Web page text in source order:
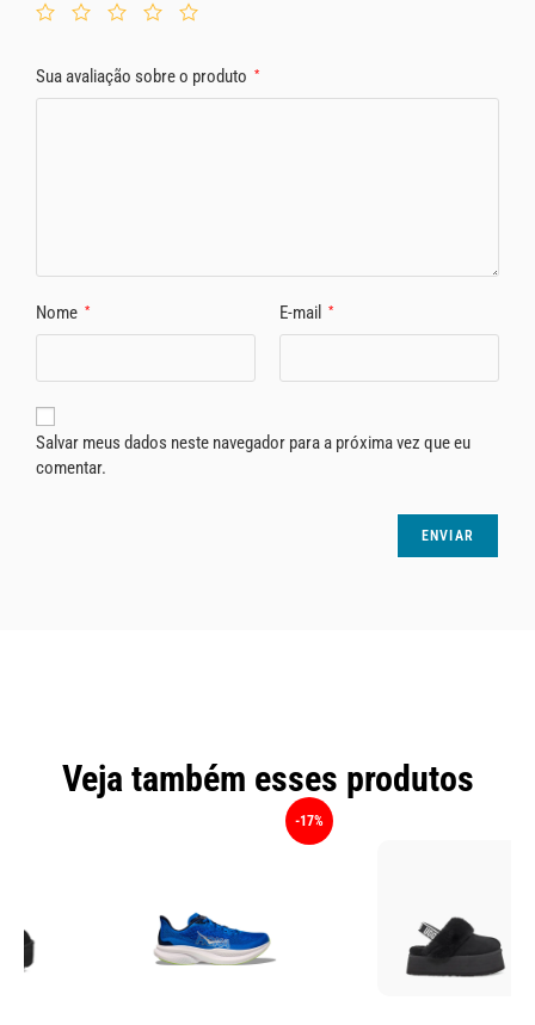
Sua avaliação sobre o produto *
Nome * E-mail *
Salvar meus dados neste navegador para a próxima vez que eu
comentar.
Veja também esses produtos